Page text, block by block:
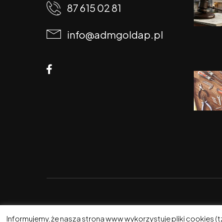
87 615 02 81
info@admgoldap.pl
Informujemy, że nasza strona www wykorzystuje pliki